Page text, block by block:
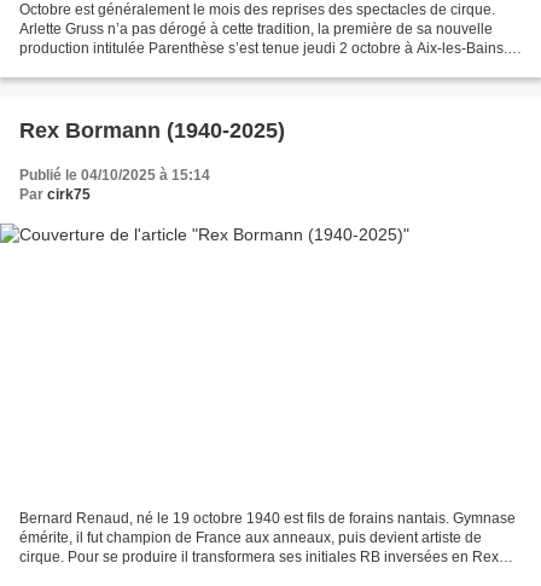
Octobre est généralement le mois des reprises des spectacles de cirque.
Arlette Gruss n’a pas dérogé à cette tradition, la première de sa nouvelle
production intitulée Parenthèse s’est tenue jeudi 2 octobre à Aix-les-Bains.
Rex Bormann (1940-2025)
Publié le 04/10/2025 à 15:14
Par cirk75
Bernard Renaud, né le 19 octobre 1940 est fils de forains nantais. Gymnase
émérite, il fut champion de France aux anneaux, puis devient artiste de
cirque. Pour se produire il transformera ses initiales RB inversées en Rex